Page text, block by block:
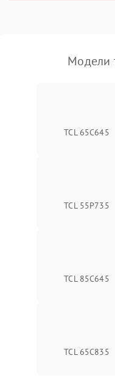
Модели
TCL 65C645
TCL 55P735
TCL 85C645
TCL 65C835